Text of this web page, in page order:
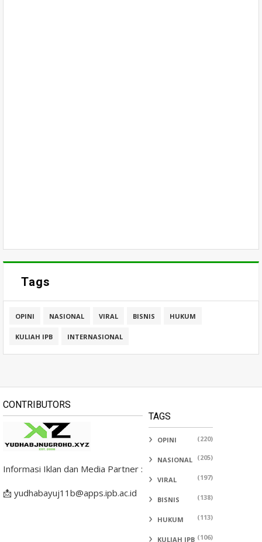
Tags
OPINI NASIONAL VIRAL BISNIS HUKUM
KULIAH IPB INTERNASIONAL
CONTRIBUTORS
Informasi Iklan dan Media Partner :
📩 yudhabayuj11b@apps.ipb.ac.id
TAGS
OPINI (220)
NASIONAL (205)
VIRAL (197)
BISNIS (138)
HUKUM (113)
KULIAH IPB (106)